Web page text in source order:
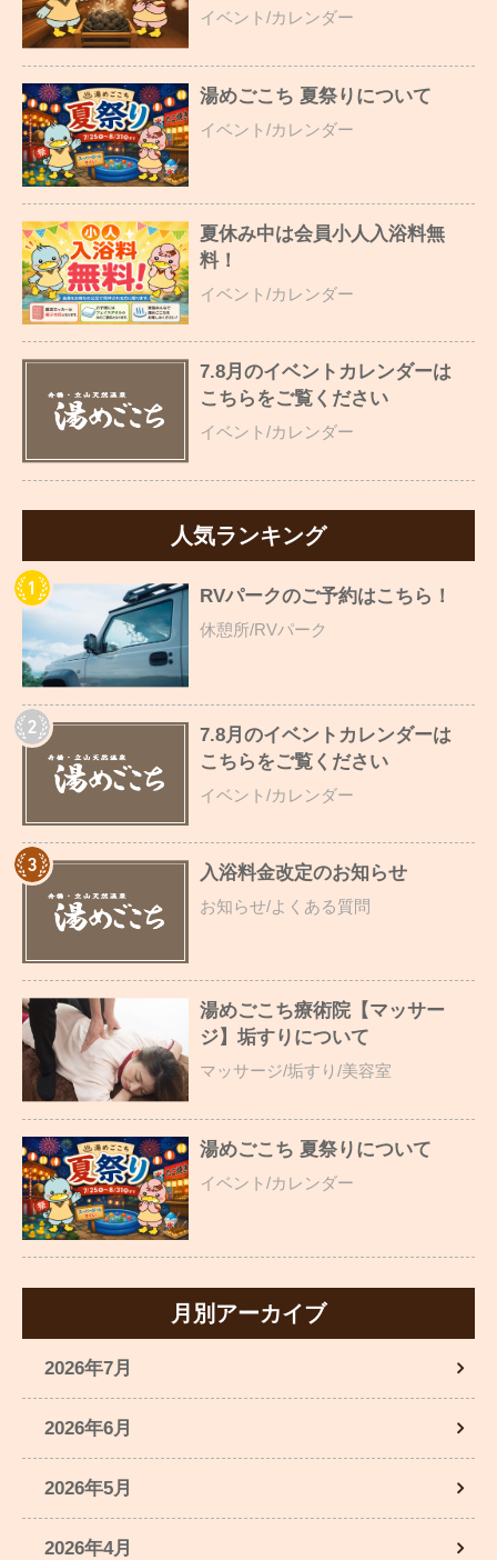
イベント/カレンダー
湯めごこち 夏祭りについて
イベント/カレンダー
夏休み中は会員小人入浴料無
料！
イベント/カレンダー
7.8月のイベントカレンダーは
こちらをご覧ください
イベント/カレンダー
人気ランキング
RVパークのご予約はこちら！
休憩所/RVパーク
7.8月のイベントカレンダーは
こちらをご覧ください
イベント/カレンダー
入浴料金改定のお知らせ
お知らせ/よくある質問
湯めごこち療術院【マッサー
ジ】垢すりについて
マッサージ/垢すり/美容室
湯めごこち 夏祭りについて
イベント/カレンダー
月別アーカイブ
2026年7月
2026年6月
2026年5月
2026年4月